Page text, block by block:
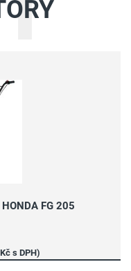
HONDA FG 205
s DPH)